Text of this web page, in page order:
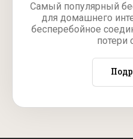
Самый популярный
для домашнего
бесперебойное
потери